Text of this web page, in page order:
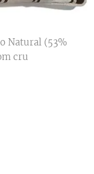
Natural (53%
cru